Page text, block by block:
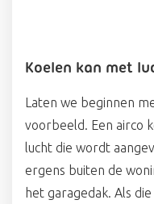
Koelen kan met
Laten we beginnen
voorbeeld. Een airco
lucht die wordt
ergens buiten de
het garagedak. Als